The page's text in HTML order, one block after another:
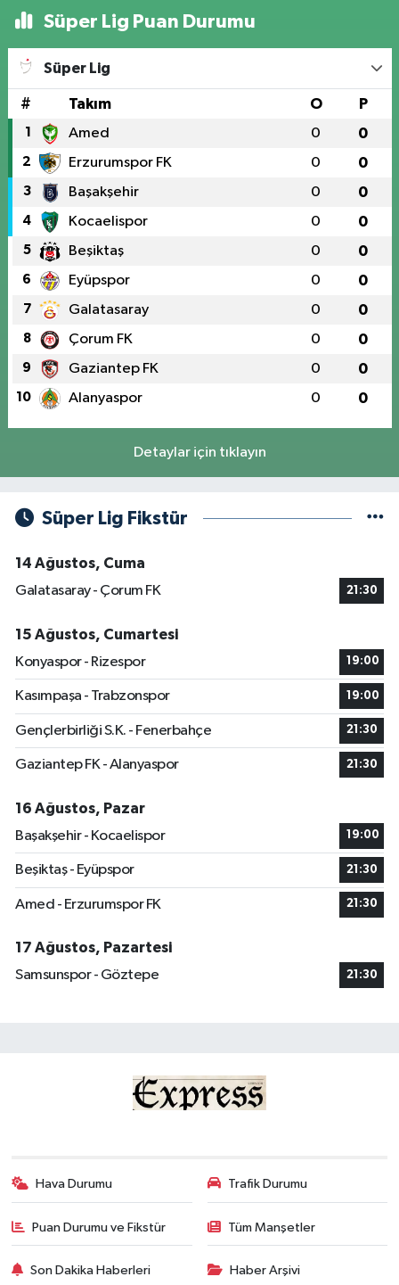
Süper Lig Puan Durumu
Süper Lig
# Takım O P
1 Amed 0 0
2 Erzurumspor FK 0 0
3 Başakşehir 0 0
4 Kocaelispor 0 0
5 Beşiktaş 0 0
6 Eyüpspor 0 0
7 Galatasaray 0 0
8 Çorum FK 0 0
9 Gaziantep FK 0 0
10 Alanyaspor 0 0
Detaylar için tıklayın
Süper Lig Fikstür
14 Ağustos, Cuma
Galatasaray - Çorum FK
21:30
15 Ağustos, Cumartesi
Konyaspor - Rizespor
19:00
Kasımpaşa - Trabzonspor 19:00
Gençlerbirliği S.K. - Fenerbahçe 21:30
Gaziantep FK - Alanyaspor 21:30
16 Ağustos, Pazar
Başakşehir - Kocaelispor
19:00
Beşiktaş - Eyüpspor 21:30
Amed - Erzurumspor FK 21:30
17 Ağustos, Pazartesi
Samsunspor - Göztepe
21:30
Hava Durumu Trafik Durumu
Puan Durumu ve Fikstür Tüm Manşetler
Son Dakika Haberleri Haber Arşivi